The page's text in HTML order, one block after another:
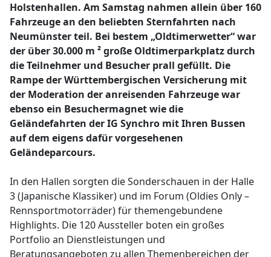
Holstenhallen. Am Samstag nahmen allein über 160
Fahrzeuge an den beliebten Sternfahrten nach
Neumünster teil. Bei bestem „Oldtimerwetter“ war
der über 30.000 m ² große Oldtimerparkplatz durch
die Teilnehmer und Besucher prall gefüllt. Die
Rampe der Württembergischen Versicherung mit
der Moderation der anreisenden Fahrzeuge war
ebenso ein Besuchermagnet wie die
Geländefahrten der IG Synchro mit Ihren Bussen
auf dem eigens dafür vorgesehenen
Geländeparcours.
In den Hallen sorgten die Sonderschauen in der Halle
3 (Japanische Klassiker) und im Forum (Oldies Only –
Rennsportmotorräder) für themengebundene
Highlights. Die 120 Aussteller boten ein großes
Portfolio an Dienstleistungen und
Beratungsangeboten zu allen Themenbereichen der